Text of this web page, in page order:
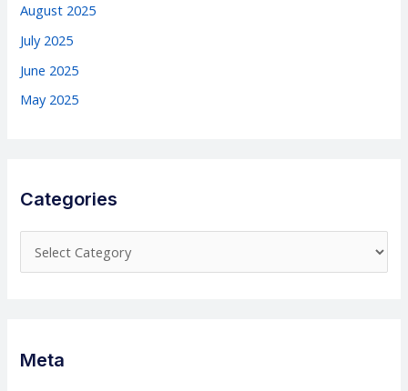
August 2025
July 2025
June 2025
May 2025
Categories
a
Meta